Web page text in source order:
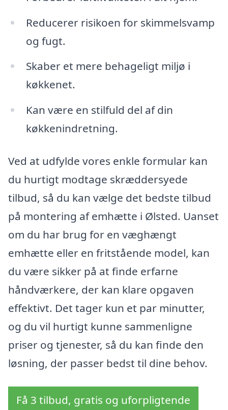
Reducerer risikoen for skimmelsvamp
og fugt.
Skaber et mere behageligt miljø i
køkkenet.
Kan være en stilfuld del af din
køkkenindretning.
Ved at udfylde vores enkle formular kan
du hurtigt modtage skræddersyede
tilbud, så du kan vælge det bedste tilbud
på montering af emhætte i Ølsted. Uanset
om du har brug for en væghængt
emhætte eller en fritstående model, kan
du være sikker på at finde erfarne
håndværkere, der kan klare opgaven
effektivt. Det tager kun et par minutter,
og du vil hurtigt kunne sammenligne
priser og tjenester, så du kan finde den
løsning, der passer bedst til dine behov.
Få 3 tilbud, gratis og uforpligtende